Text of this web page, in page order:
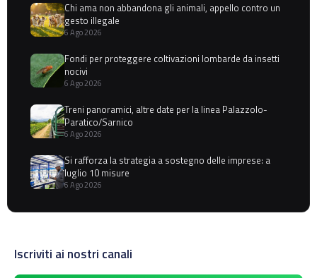
Chi ama non abbandona gli animali, appello contro un
gesto illegale
6 Ago 2026
Fondi per proteggere coltivazioni lombarde da insetti
nocivi
6 Ago 2026
Treni panoramici, altre date per la linea Palazzolo-
Paratico/Sarnico
6 Ago 2026
Si rafforza la strategia a sostegno delle imprese: a
luglio 10 misure
6 Ago 2026
Iscriviti ai nostri canali